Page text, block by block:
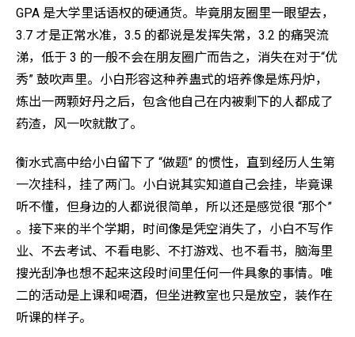
GPA 是大学里话语权的硬通货。毕竟朋友圈里一眼望去，
3.7 才是正常水准，3.5 的都说是发挥失常，3.2 的痛哭流
涕，低于 3 的一般不会在朋友圈广而告之，消失在对于“优
秀” 鼓吹声里。小白形容这种养蛊式的培养像是炼丹炉，
炼出一两颗好丹之后，包含他自己在内被剩下的人都成了
药渣，风一吹就散了。
衡水式高中给小白留下了 “做题” 的惯性，直到经历人生第
一次挂科，挂了两门。小白说其实知道自己会挂，毕竟课
听不懂，但身边的人都说很简单，所以还是感觉很 “那个”
。接下来的半个学期，时间像是凭空消失了，小白不写作
业、不去考试、不看电影、不打游戏、也不看书，脑海里
搜光刮净也想不起来这段时间里任何一件具象的事情。唯
二的活动是上课和喝酒，但坐进教室也只是放空，装作在
听课的样子。